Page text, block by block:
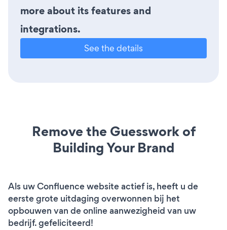
more about its features and
integrations.
See the details
Remove the Guesswork of
Building Your Brand
Als uw Confluence website actief is, heeft u de
eerste grote uitdaging overwonnen bij het
opbouwen van de online aanwezigheid van uw
bedrijf. gefeliciteerd!